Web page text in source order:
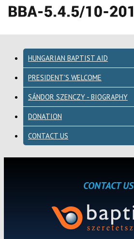
HUNGARIAN BAPTIST AID
PRESIDENT'S WELCOME
SÁNDOR SZENCZY - BIOGRAPHY
DONATION
CONTACT US
CONTACT US